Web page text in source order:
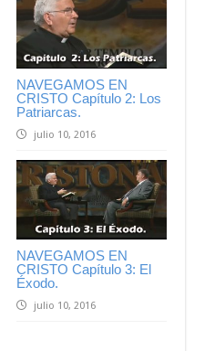
NAVEGAMOS EN
CRISTO Capítulo 2: Los
Patriarcas.
julio 10, 2016
NAVEGAMOS EN
CRISTO Capítulo 3: El
Éxodo.
julio 10, 2016